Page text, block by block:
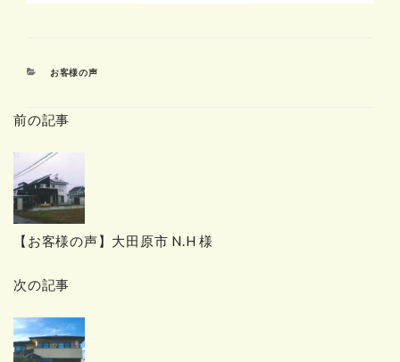
カ
リ
お客様の声
前の記事
【お客様の声】大田原市 N.H 様
次の記事